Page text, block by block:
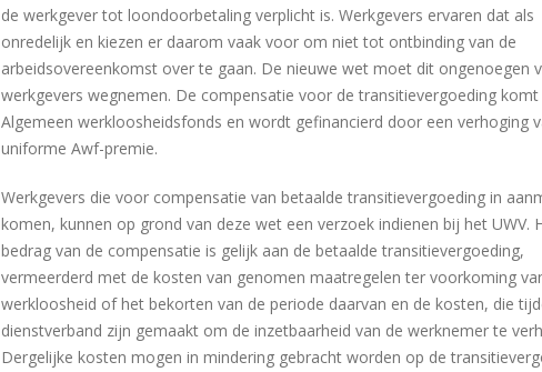
de werkgever tot loondoorbetaling verplicht is. Werkgevers ervaren dat als
onredelijk en kiezen er daarom vaak voor om niet tot ontbinding van de
arbeidsovereenkomst over te gaan. De nieuwe wet moet dit ongenoegen
werkgevers wegnemen. De compensatie voor de transitievergoeding
Algemeen werkloosheidsfonds en wordt gefinancierd door een verhoging
uniforme Awf-premie.
Werkgevers die voor compensatie van betaalde transitievergoeding in
komen, kunnen op grond van deze wet een verzoek indienen bij het UWV.
bedrag van de compensatie is gelijk aan de betaalde transitievergoeding,
vermeerderd met de kosten van genomen maatregelen ter voorkoming
werkloosheid of het bekorten van de periode daarvan en de kosten, die
dienstverband zijn gemaakt om de inzetbaarheid van de werknemer te
Dergelijke kosten mogen in mindering gebracht worden op de